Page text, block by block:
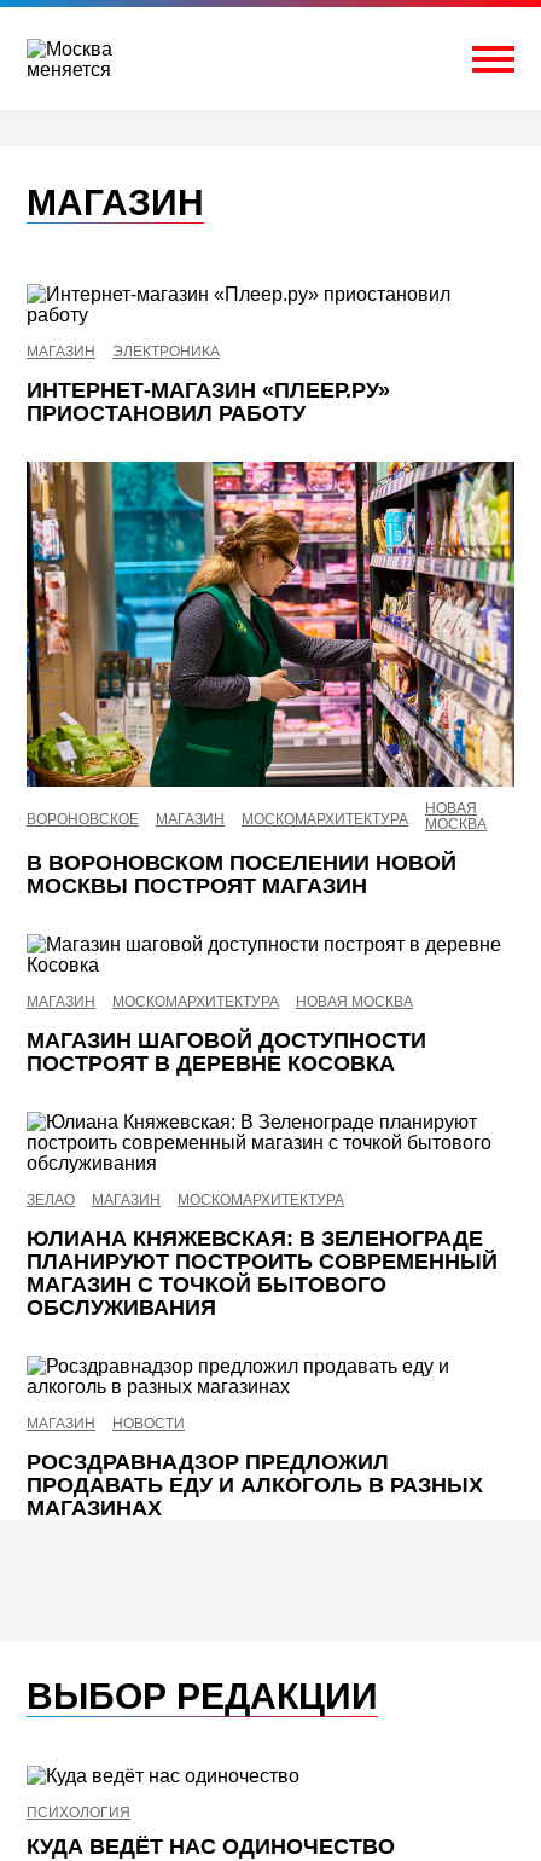
Перейти
содержимому
МАГАЗИН
МАГАЗИН ЭЛЕКТРОНИКА
ИНТЕРНЕТ-МАГАЗИН «ПЛЕЕР.РУ»
ПРИОСТАНОВИЛ РАБОТУ
ВОРОНОВСКОЕ МАГАЗИН МОСКОМАРХИТЕКТУРА
НОВАЯ
МОСКВА
В ВОРОНОВСКОМ ПОСЕЛЕНИИ НОВОЙ
МОСКВЫ ПОСТРОЯТ МАГАЗИН
МАГАЗИН МОСКОМАРХИТЕКТУРА НОВАЯ МОСКВА
МАГАЗИН ШАГОВОЙ ДОСТУПНОСТИ
ПОСТРОЯТ В ДЕРЕВНЕ КОСОВКА
ЗЕЛАО МАГАЗИН МОСКОМАРХИТЕКТУРА
ЮЛИАНА КНЯЖЕВСКАЯ: В ЗЕЛЕНОГРАДЕ
ПЛАНИРУЮТ ПОСТРОИТЬ СОВРЕМЕННЫЙ
МАГАЗИН С ТОЧКОЙ БЫТОВОГО
ОБСЛУЖИВАНИЯ
МАГАЗИН НОВОСТИ
РОСЗДРАВНАДЗОР ПРЕДЛОЖИЛ
ПРОДАВАТЬ ЕДУ И АЛКОГОЛЬ В РАЗНЫХ
МАГАЗИНАХ
ВЫБОР РЕДАКЦИИ
ПСИХОЛОГИЯ
КУДА ВЕДЁТ НАС ОДИНОЧЕСТВО